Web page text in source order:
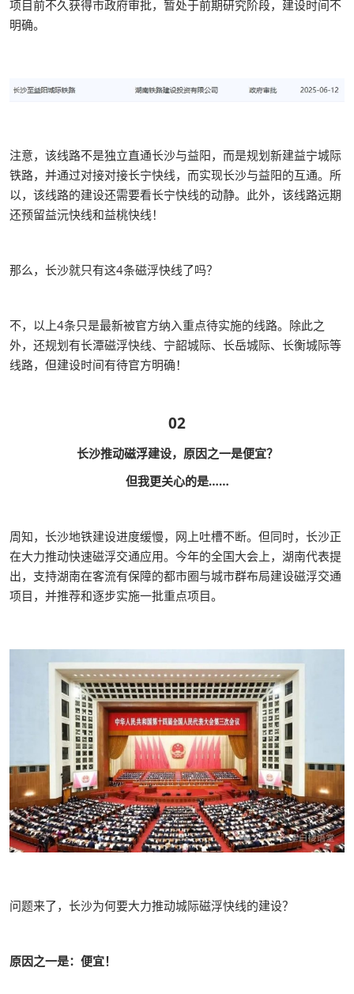
项目前不久获得市政府审批，暂处于前期研究阶段，建设时间不
明确。
注意，该线路不是独立直通长沙与益阳，而是规划新建益宁城际
铁路，并通过对接对接长宁快线，而实现长沙与益阳的互通。所
以，该线路的建设还需要看长宁快线的动静。此外，该线路远期
还预留益沅快线和益桃快线！
那么，长沙就只有这4条磁浮快线了吗？
不，以上4条只是最新被官方纳入重点待实施的线路。除此之
外，还规划有长潭磁浮快线、宁韶城际、长岳城际、长衡城际等
线路，但建设时间有待官方明确！
02
长沙推动磁浮建设，原因之一是便宜？
但我更关心的是……
周知，长沙地铁建设进度缓慢，网上吐槽不断。但同时，长沙正
在大力推动快速磁浮交通应用。今年的全国大会上，湖南代表提
出，支持湖南在客流有保障的都市圈与城市群布局建设磁浮交通
项目，并推荐和逐步实施一批重点项目。
问题来了，长沙为何要大力推动城际磁浮快线的建设？
原因之一是：便宜！